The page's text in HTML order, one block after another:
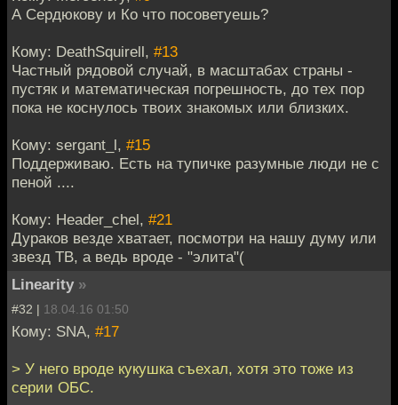
А Сердюкову и Ко что посоветуешь?
Кому: DeathSquirell, #13
Частный рядовой случай, в масштабах страны -
пустяк и математическая погрешность, до тех пор
пока не коснулось твоих знакомых или близких.
Кому: sergant_l, #15
Поддерживаю. Есть на тупичке разумные люди не с
пеной ....
Кому: Header_chel, #21
Дураков везде хватает, посмотри на нашу думу или
звезд ТВ, а ведь вроде - "элита"(
Linearity »
#32 | 18.04.16 01:50
Кому: SNA, #17
> У него вроде кукушка съехал, хотя это тоже из
серии ОБС.